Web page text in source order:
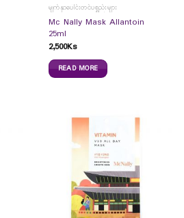
မျက်နှာပေါင်းတင်ပစ္စည်းများ
Mc Nally Mask Allantoin
25ml
2,500Ks
READ MORE